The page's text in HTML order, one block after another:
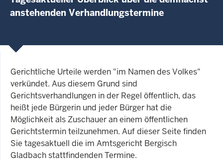
anstehenden Verhandlungstermine
Gerichtliche Urteile werden "im Namen des Volkes"
verkündet. Aus diesem Grund sind
Gerichtsverhandlungen in der Regel öffentlich, das
heißt jede Bürgerin und jeder Bürger hat die
Möglichkeit als Zuschauer an einem öffentlichen
Gerichtstermin teilzunehmen. Auf dieser Seite finden
Sie tagesaktuell die im Amtsgericht Bergisch
Gladbach stattfindenden Termine.